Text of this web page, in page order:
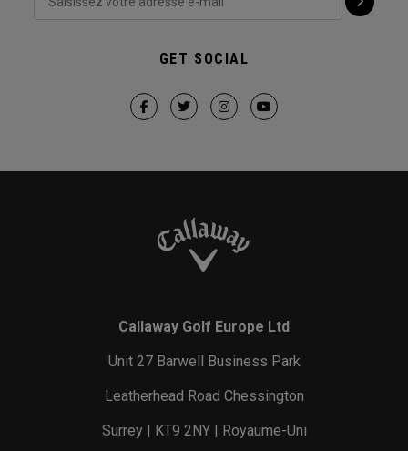
GET SOCIAL
Callaway Golf Europe Ltd
Unit 27 Barwell Business Park
Leatherhead Road Chessington
Surrey | KT9 2NY | Royaume-Uni